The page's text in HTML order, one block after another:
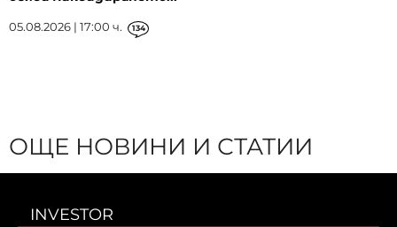
05.08.2026 | 17:00 ч. 134
ОЩЕ НОВИНИ И СТАТИИ
INVESTOR